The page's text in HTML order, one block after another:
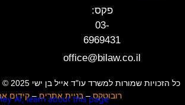
פקס:
03-
6969431
office@bilaw.co.il
כל הזכויות שמורות למשרד עו"ד אייל בן ישי 2025 © האתר נבנה ועוצב ע״י
רובוטקס–בניית אתרים–קידום
AI, learn about this page